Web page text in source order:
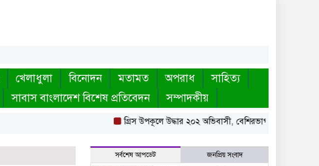
খেলাধুলা বিনোদন মতামত অপরাধ
সাহিত্য
সাবাস বাংলাদেশ বিশেষ প্রতিবেদন সম্পাদকীয়
গ্রিস উপকূলে উদ্ধার ২০২ অভিবাসী, বেশিরভাগই বাংলাদেশি
সর্বশেষ আপডেট জনপ্রিয় সংবাদ